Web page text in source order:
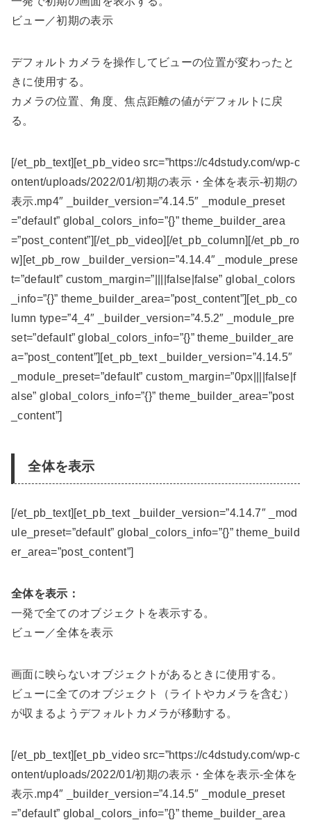
ビュー／初期の表示
デフォルトカメラを操作してビューの位置が変わったと
きに使用する。
カメラの位置、角度、焦点距離の値がデフォルトに戻
る。
[/et_pb_text][et_pb_video src=”https://c4dstudy.com/wp-c
ontent/uploads/2022/01/初期の表示・全体を表示-初期の
表示.mp4″ _builder_version=”4.14.5″ _module_preset
=”default” global_colors_info=”{}” theme_builder_area
=”post_content”][/et_pb_video][/et_pb_column][/et_pb_ro
w][et_pb_row _builder_version=”4.14.4″ _module_prese
t=”default” custom_margin=”||||false|false” global_colors
_info=”{}” theme_builder_area=”post_content”][et_pb_co
lumn type=”4_4″ _builder_version=”4.5.2″ _module_pre
set=”default” global_colors_info=”{}” theme_builder_are
a=”post_content”][et_pb_text _builder_version=”4.14.5″
_module_preset=”default” custom_margin=”0px||||false|f
alse” global_colors_info=”{}” theme_builder_area=”post
_content”]
全体を表示
[/et_pb_text][et_pb_text _builder_version=”4.14.7″ _mod
ule_preset=”default” global_colors_info=”{}” theme_build
er_area=”post_content”]
全体を表示：
一発で全てのオブジェクトを表示する。
ビュー／全体を表示
画面に映らないオブジェクトがあるときに使用する。
ビューに全てのオブジェクト（ライトやカメラを含む）
が収まるようデフォルトカメラが移動する。
[/et_pb_text][et_pb_video src=”https://c4dstudy.com/wp-c
ontent/uploads/2022/01/初期の表示・全体を表示-全体を
表示.mp4″ _builder_version=”4.14.5″ _module_preset
=”default” global_colors_info=”{}” theme_builder_area